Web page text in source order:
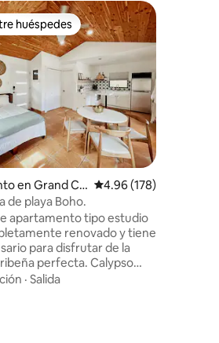
de 5; 16 evaluaciones
huéspedes
huéspedes
en Grand Ca
Calificación promedio:
4.96 (178)
de playa Boho.
apartamento tipo estudio
renovado y tiene
para disfrutar de la
perfecta. Calypso
enfrente de la famosa
· Salida